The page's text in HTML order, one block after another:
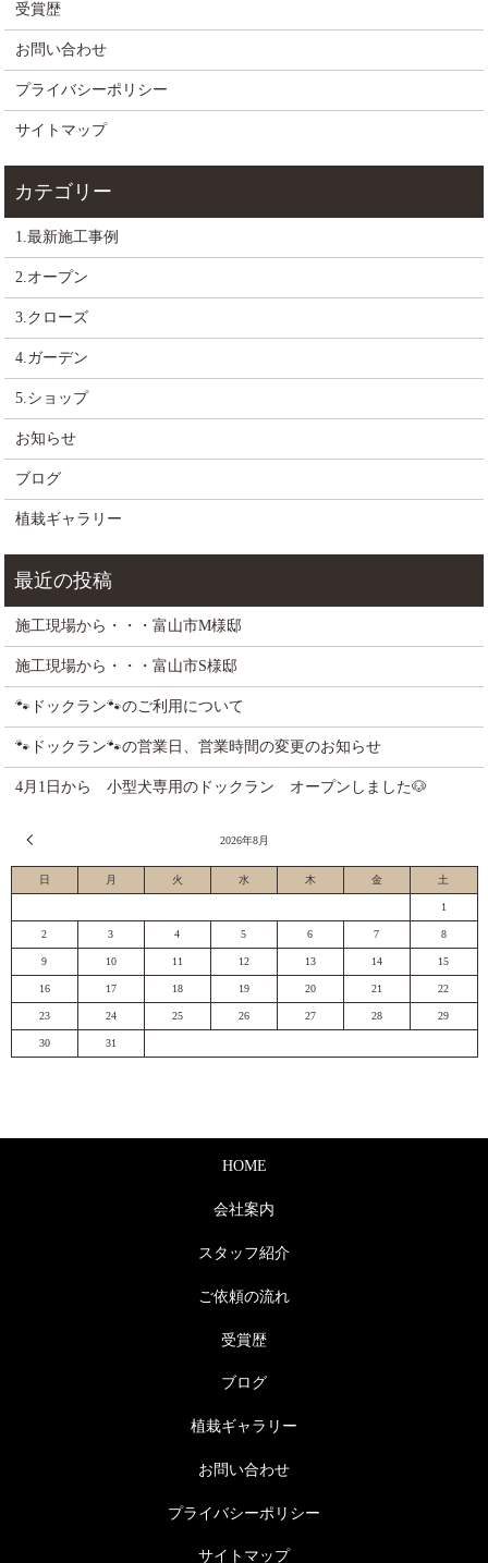
受賞歴
お問い合わせ
プライバシーポリシー
サイトマップ
1.最新施工事例
2.オープン
3.クローズ
4.ガーデン
5.ショップ
お知らせ
ブログ
植栽ギャラリー
施工現場から・・・富山市M様邸
施工現場から・・・富山市S様邸
🐾ドックラン🐾のご利用について
🐾ドックラン🐾の営業日、営業時間の変更のお知らせ
4月1日から 小型犬専用のドックラン オープンしました🐶
2026年8月
日 月 火 水 木 金 土
1
2 3 4 5 6 7 8
9 10 11 12 13 14 15
16 17 18 19 20 21 22
23 24 25 26 27 28 29
30 31
HOME
会社案内
スタッフ紹介
ご依頼の流れ
受賞歴
ブログ
植栽ギャラリー
お問い合わせ
プライバシーポリシー
サイトマップ